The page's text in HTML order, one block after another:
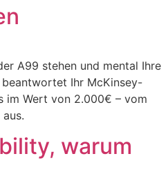
A99 stehen und mental Ihre
Ihr McKinsey-
im Wert von 2.000€ – vom
warum